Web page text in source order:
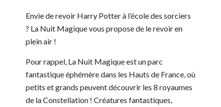
Envie de revoir Harry Potter à l’école des sorciers
? La Nuit Magique vous propose de le revoir en
plein air !
Pour rappel, La Nuit Magique est un parc
fantastique éphémère dans les Hauts de France, où
petits et grands peuvent découvrir les 8 royaumes
de la Constellation ! Créatures fantastiques,